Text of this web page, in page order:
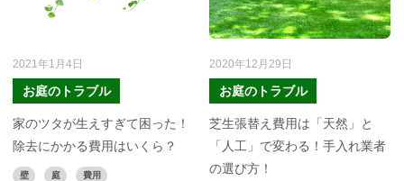
2021年1月4日
お庭のトラブル
家のツタが生えすぎて困った！
除去にかかる費用はいくら？
壁 庭 費用
2020年12月29日
お庭のトラブル
芝生張替え費用は「天然」と
「人工」で変わる！手入れ業者
の選び方！